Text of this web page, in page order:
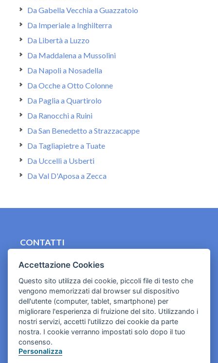
Da Gabella Vecchia a Guazzatoio
Da Imperiale a Inghilterra
Da Libertà a Luzzo
Da Maddalena a Mussolini
Da Napoli a Nosadella
Da Ocche a Otto Colonne
Da Paglia a Quartirolo
Da Ranocchi a Ruini
Da San Benedetto a Strazzacappe
Da Tagliapietre a Tuate
Da Uccelli a Usberti
Da Val D'Aposa a Zecca
CONTATTI
Cookies e informativa privacy
Accettazione Cookies
Questo sito utilizza dei cookie, piccoli file di testo che
vengono memorizzati dal browser sul dispositivo
dell'utente (computer, tablet, smartphone) per
migliorare l'esperienza di fruizione del sito. Utilizzando i
nostri servizi, accetti l'utilizzo dei cookie da parte
nostra. I cookie verranno impostati solo dopo il tuo
consenso.
Personalizza